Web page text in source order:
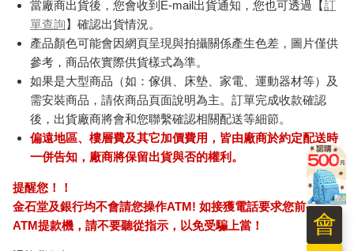
當廠商出貨後，您會收到E-mail出貨通知，您也可透過【訂
單查詢】確認出貨情況。
產品顏色可能會因網頁呈現與拍攝關係產生色差，圖片僅供
參考，商品依實際供貨樣式為準。
如果是大型商品（如：傢俱、床墊、家電、運動器材等）及
需安裝商品，請依商品頁面說明為主。訂單完成收款確認
後，出貨廠商將會和您聯繫確認相關配送等細節。
偏遠地區、樓層費及其它加價費用，皆由廠商於約定配送時
一併告知，廠商將保留出貨與否的權利。
提醒您！！
金石堂及銀行均不會請您操作ATM! 如接獲電話要求您前往
ATM提款機，請不要聽從指示，以免受騙上當！
會